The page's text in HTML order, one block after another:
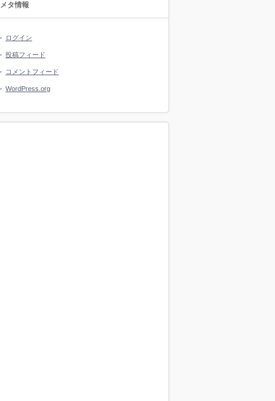
メタ情報
ログイン
投稿フィード
コメントフィード
WordPress.org